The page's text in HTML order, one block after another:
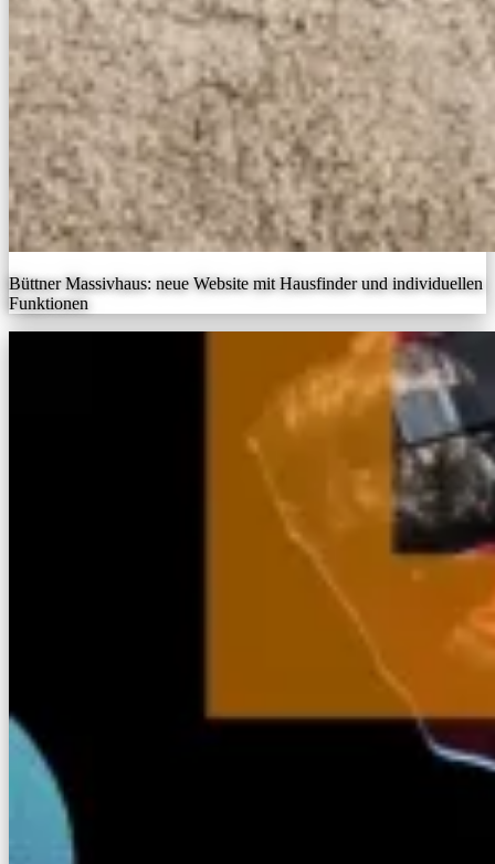
Büttner Massivhaus: neue Website mit Hausfinder und individuellen
Funktionen